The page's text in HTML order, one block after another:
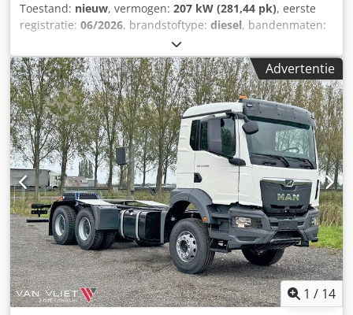
Toestand: nieuw, vermogen: 207 kW (281,44 pk), eerste
registratie: 06/2026, brandstoftype: diesel, bandenmaten:
, asconfiguratie:4x2
brandstof:diesel, brandstoftankcapaciteit:200 l, kleur:wit,
bestuurderscabine:dagcabine, soort overbrenging:
mechanisch, emissieklasse:Euro 3, ophanging:staal,
totale lengte:8.140 mm, totale breedte:2.500 mm, totale
hoogte:2.830 mm, Bouwjaar:2026, Uitrusting:Bluetooth,
airconditioning, = Aanvullende opties en accessoires = -
Bladvering - DAB-radio - Zonnescherm = Aanvullende
informatie = Technische specificaties Aantal cilinders: 6
Motorinhoud: 6.700 cc Versnellingsbak Versnellingsbak: 6-
versnellingen, handgeschakeld Asconfiguratie
Bandenmaat: 295/80R22.5 Remmen: Schijfremmen
Dwsdpfx Aszru Auoh Nja Vering: Bladvering Vooras:
Bestuurbaar Gewichten Leeggewicht: 5.190 kg
Laadvermogen: 12.810 kg Maximaal toelaatbaar gewicht:
18.000 kg
Advertentie
1 / 14